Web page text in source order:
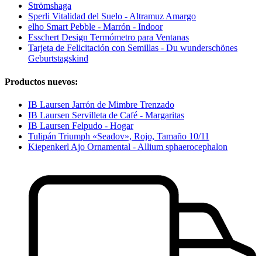
Strömshaga
Sperli Vitalidad del Suelo - Altramuz Amargo
elho Smart Pebble - Marrón - Indoor
Esschert Design Termómetro para Ventanas
Tarjeta de Felicitación con Semillas - Du wunderschönes
Geburtstagskind
Productos nuevos:
IB Laursen Jarrón de Mimbre Trenzado
IB Laursen Servilleta de Café - Margaritas
IB Laursen Felpudo - Hogar
Tulipán Triumph «Seadov», Rojo, Tamaño 10/11
Kiepenkerl Ajo Ornamental - Allium sphaerocephalon